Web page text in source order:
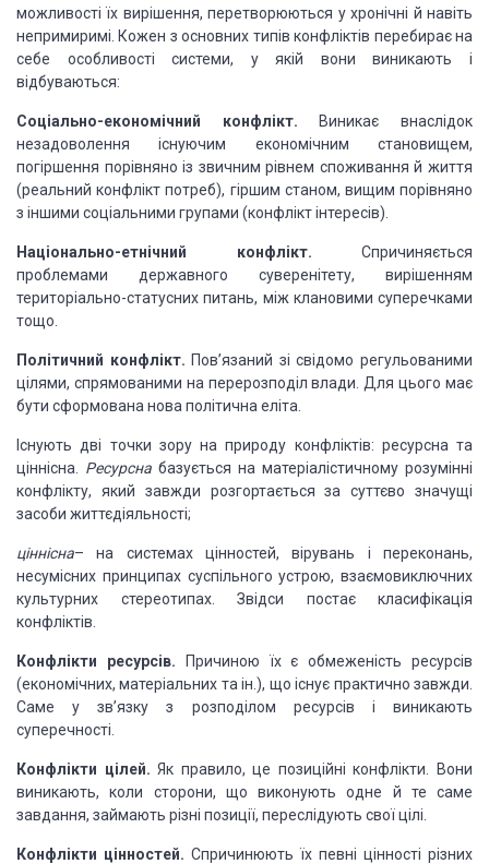
можливості їх вирішення, перетворюються у хронічні й навіть
непримиримі. Кожен з основних типів конфліктів перебирає на
себе особливості системи, у якій вони виникають і
відбуваються:
Соціально-економічний конфлікт. Виникає внаслідок
незадоволення існуючим економічним становищем,
погіршення порівняно із звичним рівнем споживання й життя
(реальний конфлікт потреб), гіршим станом, вищим порівняно
з іншими соціальними групами (конфлікт інтересів).
Національно-етнічний конфлікт. Спричиняється
проблемами державного суверенітету, вирішенням
територіально-статусних питань, між клановими суперечками
тощо.
Політичний конфлікт. Пов’язаний зі свідомо регульованими
цілями, спрямованими на перерозподіл влади. Для цього має
бути сформована нова політична еліта.
Існують дві точки зору на природу конфліктів: ресурсна та
ціннісна. Ресурсна базується на матеріалістичному розумінні
конфлікту, який завжди розгортається за суттєво значущі
засоби життєдіяльності;
ціннісна– на системах цінностей, вірувань і переконань,
несумісних принципах суспільного устрою, взаємовиключних
культурних стереотипах. Звідси постає класифікація
конфліктів.
Конфлікти ресурсів. Причиною їх є обмеженість ресурсів
(економічних, матеріальних та ін.), що існує практично завжди.
Саме у зв’язку з розподілом ресурсів і виникають
суперечності.
Конфлікти цілей. Як правило, це позиційні конфлікти. Вони
виникають, коли сторони, що виконують одне й те саме
завдання, займають різні позиції, переслідують свої цілі.
Конфлікти цінностей. Спричинюють їх певні цінності різних